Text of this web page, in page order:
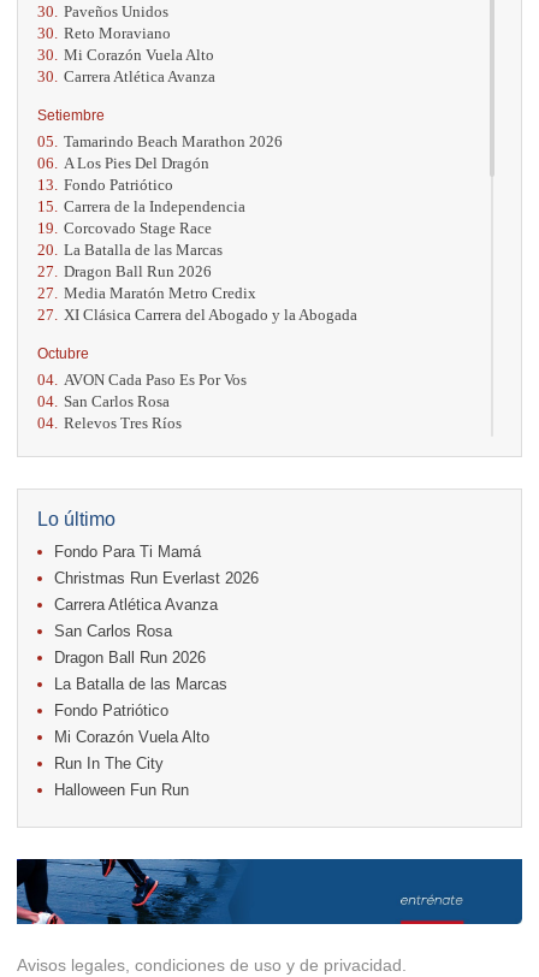
30. Paveños Unidos
30. Reto Moraviano
30. Mi Corazón Vuela Alto
30. Carrera Atlética Avanza
Setiembre
05. Tamarindo Beach Marathon 2026
06.
A Los Pies Del Dragón
13. Fondo Patriótico
15. Carrera de la Independencia
19. Corcovado Stage Race
20. La Batalla de las Marcas
27. Dragon Ball Run 2026
27. Media Maratón Metro Credix
27.
XI Clásica Carrera del Abogado y la Abogada
Octubre
04. AVON Cada Paso Es Por Vos
04. San Carlos Rosa
04. Relevos Tres Ríos
17. Caribe Paradise Run
18.
Casa Turire Trail Run
18. Warriors Run Circuit
18. Samsung Jacó Beach Half Marathon 2026
25. KRun by Under Armour
25. Run Alajuela
Noviembre
08. Lindora Run
15. Entre Pan y Rosas
Diciembre
06. Trail Vulcania 2026
12. Media Maratón Puntarenas 2026
Lo último
Fondo Para Ti Mamá
Christmas Run Everlast 2026
Carrera Atlética Avanza
San Carlos Rosa
Dragon Ball Run 2026
La Batalla de las Marcas
Fondo Patriótico
Mi Corazón Vuela Alto
Run In The City
Halloween Fun Run
Avisos legales, condiciones de uso y de privacidad.